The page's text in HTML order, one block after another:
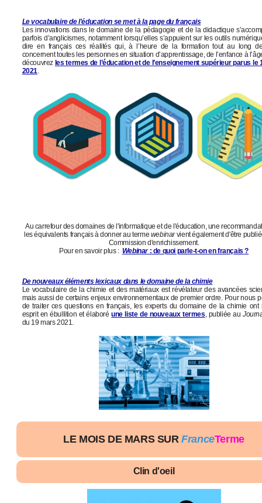
Le vocabulaire de l'éducation se met à la page du français
Les innovations dans le domaine de la pédagogie et de la didactique
parfois d’anglicismes, notamment lorsqu’elles s’appuient sur les outils
dire en français ces réalités qui, à l’heure de la formation tout au long
concernent toutes les personnes en situation d’apprentissage, de l’enfance à
découvrez les termes de l’éducation et de l’enseignement supérieur parus le
2021.
Au carrefour des domaines de l'informatique et de l'éducation, une
les équivalents français à donner au terme webinarvient également d'être
Commission d'enrichissement.
Pour en savoir plus : Webinar: de quoi parle-t-on en français ?
De nouveaux éléments lexicaux dans le domaine de la chimie
Le vocabulaire de la chimie et des matériaux est révélateur des avancées
mais aussi de certains enjeux environnementaux de premier ordre. Pour nous
de traiter ces questions en français, les experts du domaine de la chimie ont
esprit en ébullition et élaboréune liste de nouveaux termes, publiée au
du 19 mars 2021.
LE MOIS DE MARS SURFranceTerme
Clin d'oeil